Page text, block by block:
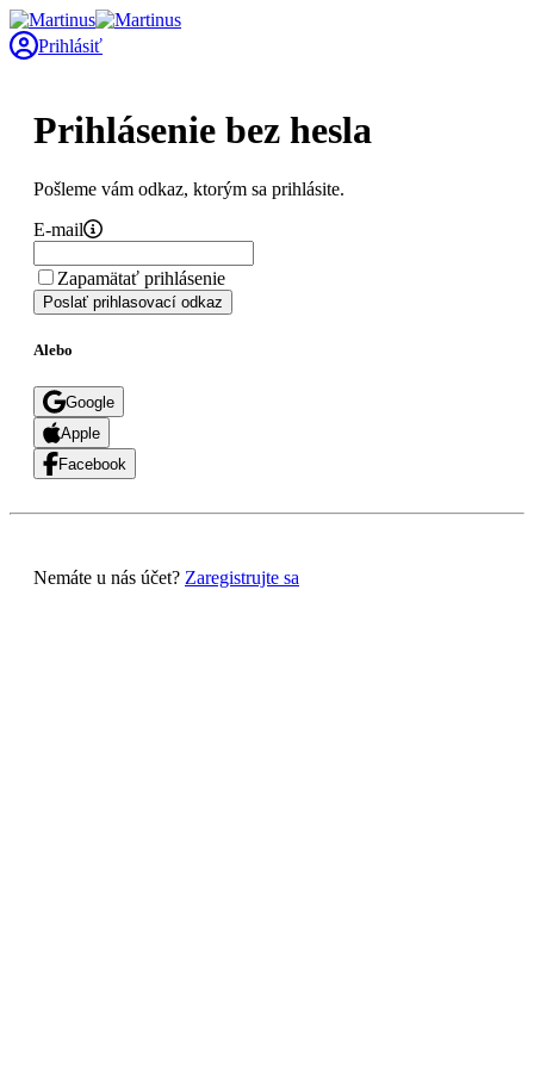
Prihlásiť
Prihlásenie bez hesla
Pošleme vám odkaz, ktorým sa prihlásite.
E-mail
Zapamätať prihlásenie
Poslať prihlasovací odkaz
Alebo
Google
Apple
Facebook
Nemáte u nás účet? Zaregistrujte sa